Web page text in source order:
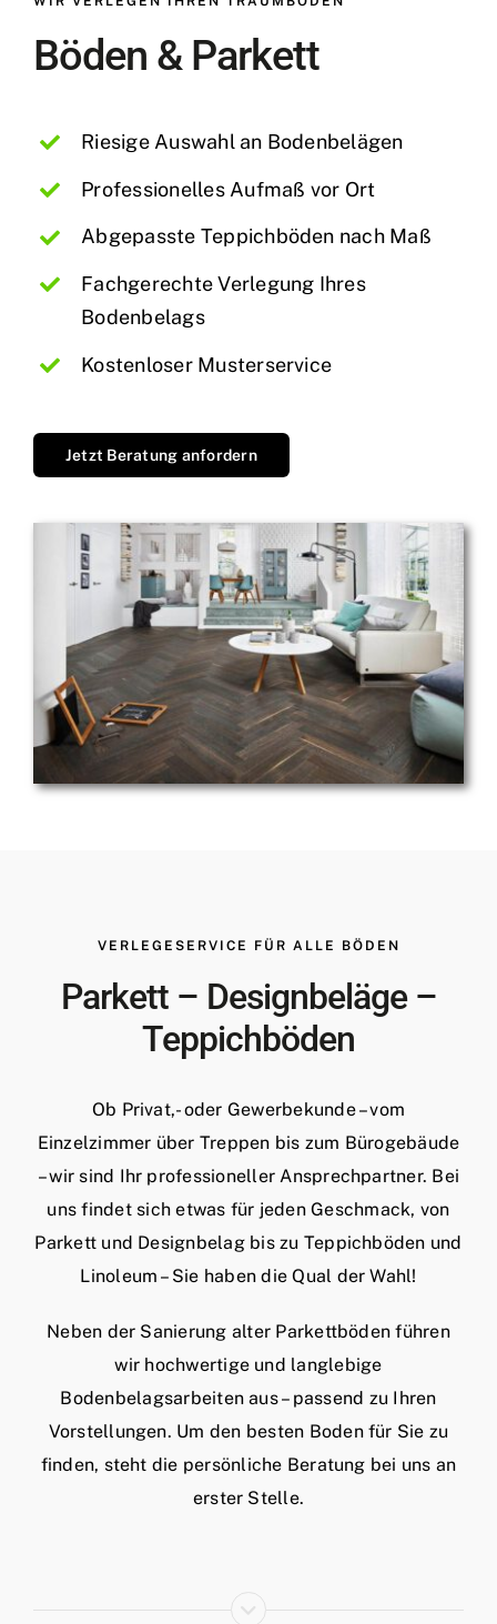
Böden & Parkett
Riesige Auswahl an Bodenbelägen
Professionelles Aufmaß vor Ort
Abgepasste Teppichböden nach Maß
Fachgerechte Verlegung Ihres
Bodenbelags
Kostenloser Musterservice
Jetzt Beratung anfordern
VERLEGESERVICE FÜR ALLE BÖDEN
Parkett – Designbeläge –
Teppichböden
Ob Privat,- oder Gewerbekunde – vom
Einzelzimmer über Treppen bis zum Bürogebäude
– wir sind Ihr professioneller Ansprechpartner. Bei
uns findet sich etwas für jeden Geschmack, von
Parkett und Designbelag bis zu Teppichböden und
Linoleum – Sie haben die Qual der Wahl!
Neben der Sanierung alter Parkettböden führen
wir hochwertige und langlebige
Bodenbelagsarbeiten aus – passend zu Ihren
Vorstellungen. Um den besten Boden für Sie zu
finden, steht die persönliche Beratung bei uns an
erster Stelle.